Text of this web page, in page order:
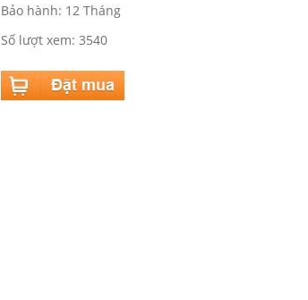
Bảo hành: 12 Tháng
Số lượt xem: 3540